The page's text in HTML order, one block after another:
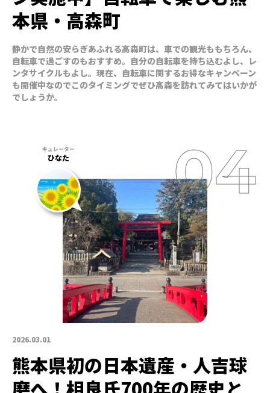
本県・高森町
静かで自然の安らぎあふれる高森町は、車での観光ももちろん、
自転車で過ごすのもおすすめ。自分の自転車を持ち込むよし、レ
ンタサイクルもよし。現在、自転車に関するお得なキャンペーン
も開催中なのでこのタイミングでぜひ高森を訪れてみてはいかが
でしょうか。
2026.03.01
ひなた
熊本県初の日本遺産・人吉球